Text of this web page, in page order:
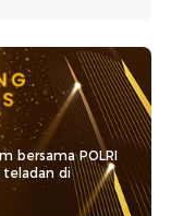
bersama POLRI
teladan di